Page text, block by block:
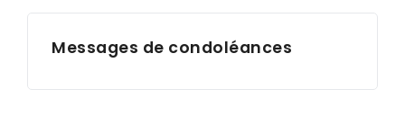
Messages de condoléances